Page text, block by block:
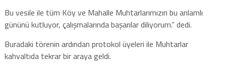
Bu vesile ile tüm Köy ve Mahalle Muhtarlarımızın bu anlamlı
gününü kutluyor, çalışmalarında başarılar diliyorum.” dedi.
Buradaki törenin ardından protokol üyeleri ile Muhtarlar
kahvaltıda tekrar bir araya geldi.